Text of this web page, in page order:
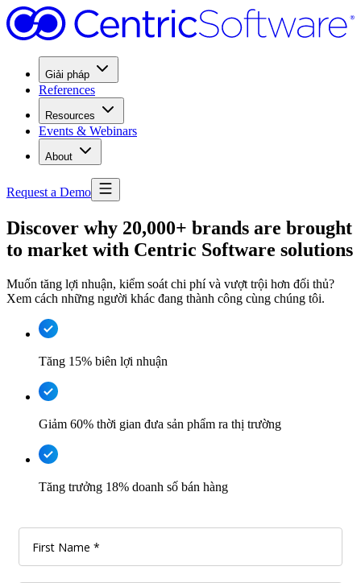
Giải pháp
References
Resources
Events & Webinars
About
Request a Demo
Discover why 20,000+ brands are brought
to market with Centric Software solutions
Muốn tăng lợi nhuận, kiểm soát chi phí và vượt trội hơn đối thủ?
Xem cách những người khác đang thành công cùng chúng tôi.
Tăng 15% biên lợi nhuận
Giảm 60% thời gian đưa sản phẩm ra thị trường
Tăng trưởng 18% doanh số bán hàng